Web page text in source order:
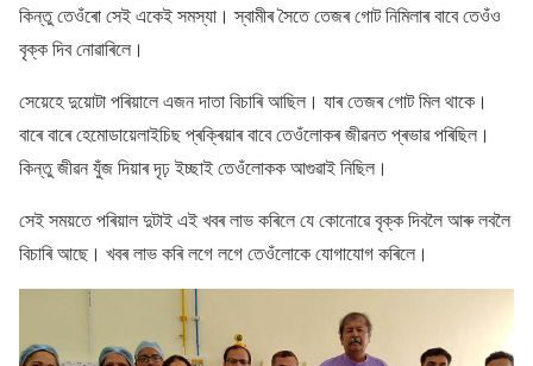
কিন্তু তেওঁৰো সেই একেই সমস্যা। স্বামীৰ সৈতে তেজৰ গোট নিমিলাৰ বাবে তেওঁও
বৃক্ক দিব নোৱাৰিলে।
সেয়েহে দুয়োটা পৰিয়ালে এজন দাতা বিচাৰি আছিল। যাৰ তেজৰ গোট মিল থাকে।
বাৰে বাৰে হেমোডায়েলাইচিছ প্ৰক্ৰিয়াৰ বাবে তেওঁলোকৰ জীৱনত প্ৰভাৱ পৰিছিল।
কিন্তু জীৱন যুঁজ দিয়াৰ দৃঢ় ইচ্ছাই তেওঁলোকক আগুৱাই নিছিল।
সেই সময়তে পৰিয়াল দুটাই এই খবৰ লাভ কৰিলে যে কোনোৱে বৃক্ক দিবলৈ আৰু লবলৈ
বিচাৰি আছে। খবৰ লাভ কৰি লগে লগে তেওঁলোকে যোগাযোগ কৰিলে।